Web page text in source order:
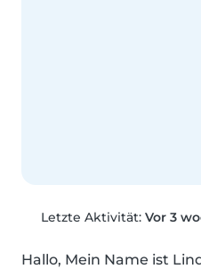
Letzte Aktivität: Vor 3
Hallo, Mein Name ist